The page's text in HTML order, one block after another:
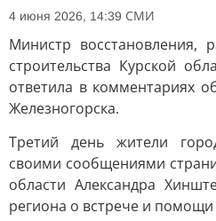
4 июня 2026, 14:39 СМИ
Министр восстановления,
строительства Курской
ответила в комментариях
Железногорска.
Третий день жители
своими сообщениями
области Александра
региона о встрече и